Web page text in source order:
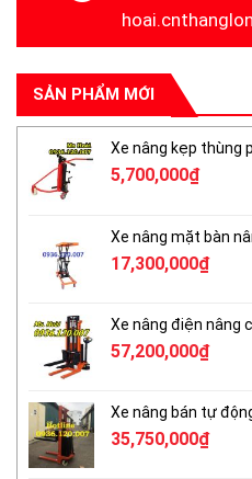
SẢN PHẨM MỚI
Xe nâng kẹp thùng
5,700,000₫
Xe nâng mặt bàn
17,300,000₫
Xe nâng điện nâng
57,200,000₫
Xe nâng bán tự
35,750,000₫